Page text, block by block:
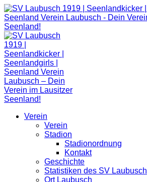
Zum
Inhalt
springen
Verein
Verein
Stadion
Stadionordnung
Kontakt
Geschichte
Statistiken des SV Laubusch
Ort Laubusch